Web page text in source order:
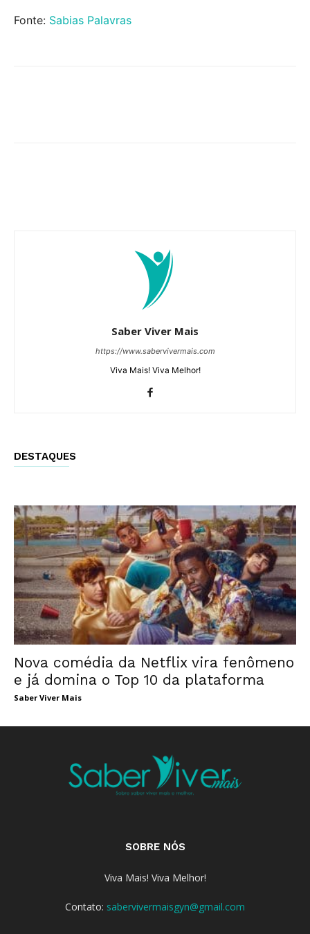
Fonte: Sabias Palavras
Saber Viver Mais
https://www.sabervivermais.com
Viva Mais! Viva Melhor!
DESTAQUES
Nova comédia da Netflix vira fenômeno
e já domina o Top 10 da plataforma
Saber Viver Mais
SOBRE NÓS
Viva Mais! Viva Melhor!
Contato: sabervivermaisgyn@gmail.com